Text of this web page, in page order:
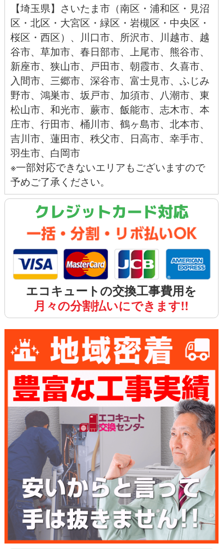
【埼玉県】 さいたま市（南区 ・ 浦和区 ・ 見沼
区 ・ 北区 ・ 大宮区 ・ 緑区 ・ 岩槻区 ・ 中央区 ・
桜区 ・ 西区）、 川口市、 所沢市、 川越市、 越
谷市、 草加市、 春日部市、 上尾市、 熊谷市、
新座市、 狭山市、 戸田市、 朝霞市、 久喜市、
入間市、 三郷市、 深谷市、 富士見市、 ふじみ
野市、 鴻巣市、 坂戸市、 加須市、 八潮市、 東
松山市、 和光市、 蕨市、 飯能市、 志木市、 本
庄市、 行田市、 桶川市、 鶴ヶ島市、 北本市、
吉川市、 蓮田市、 秩父市、 日高市、 幸手市、
羽生市、 白岡市
※一部対応できないエリアもございますので
予めご了承ください。
クレジットカード対応
エコキュートの交換工事費用を
月々の分割払いにできます!!